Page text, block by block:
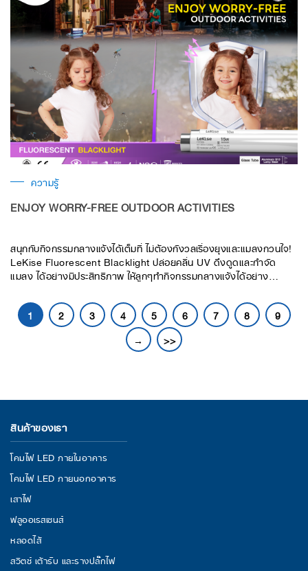
ความรู้
ENJOY WORRY-FREE OUTDOOR ACTIVITIES
สนุกกับกิจกรรมกลางแจ้งได้เต็มที่ ไม่ต้องกังวลเรื่องยุงและแมลงกวนใจ!
LeKise Fluorescent Blacklight ปล่อยคลื่น UV ดึงดูดและกำจัด
แมลง ได้อย่างมีประสิทธิภาพ ให้ลูกๆทำกิจกรรมกลางแจ้งได้อย่าง
1
2 3 4 5 6 7 8
9
→
>>
สินค้าของเรา
โคมไฟ LED ภายในอาคาร
โคมไฟ LED ภายนอกอาคาร
เสาไฟ
ฟลูออเรสเซนส์
หลอดไส้
สวิตช์ เต้ารับ และรางปลั๊กไฟ